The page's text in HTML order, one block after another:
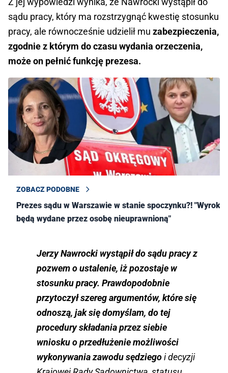
sądu pracy, który ma rozstrzygnąć kwestię stosunku
pracy, ale równocześnie udzielił mu zabezpieczenia,
zgodnie z którym do czasu wydania orzeczenia,
może on pełnić funkcję prezesa.
ZOBACZ PODOBNE
Prezes sądu w Warszawie w stanie spoczynku?! "Wyroki
będą wydane przez osobę nieuprawnioną"
Jerzy Nawrocki wystąpił do sądu pracy z
pozwem o ustalenie, iż pozostaje w
stosunku pracy. Prawdopodobnie
przytoczył szereg argumentów, które się
odnoszą, jak się domyślam, do tej
procedury składania przez siebie
wniosku o przedłużenie możliwości
wykonywania zawodu sędziegoi decyzji